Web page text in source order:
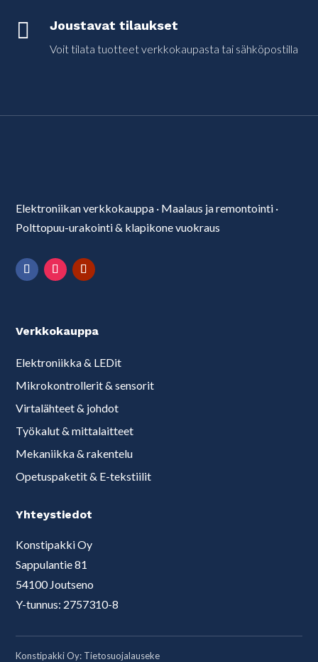
 Joustavat tilaukset
Voit tilata tuotteet verkkokaupasta tai sähköpostilla
Elektroniikan verkkokauppa · Maalaus ja remontointi ·
Polttopuu-urakointi & klapikone vuokraus
Verkkokauppa
Elektroniikka & LEDit
Mikrokontrollerit & sensorit
Virtalähteet & johdot
Työkalut & mittalaitteet
Mekaniikka & rakentelu
Opetuspaketit & E-tekstiilit
Yhteystiedot
Konstipakki Oy
Sappulantie 81
54100 Joutseno
Y-tunnus: 2757310-8
Konstipakki Oy: Tietosuojalauseke